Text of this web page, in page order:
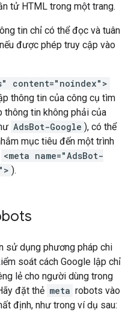
tử HTML trong một trang.
tin chỉ có thể đọc và tuân
được phép truy cập vào
content="noindex">
thông tin của công cụ tìm
thông tin không phải của
AdsBot-Google ), có thể
mục tiêu đến một trình
<meta name="AdsBot-
).
sử dụng phương pháp chi
soát cách Google lập chỉ
lẻ cho người dùng trong
đặt thẻ meta robots vào
định, như trong ví dụ sau: